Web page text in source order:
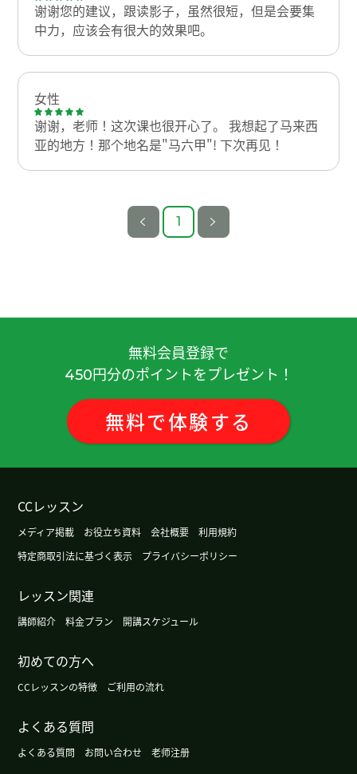
谢谢您的建议，跟读影子，虽然很短，但是会要集
中力，应该会有很大的效果吧。
女性
谢谢，老师！这次课也很开心了。 我想起了马来西
亚的地方！那个地名是"马六甲"! 下次再见！
1
無料会員登録で
450円分のポイントをプレゼント！
無料で体験する
CCレッスン
メディア掲載 お役立ち資料 会社概要
利用規約
特定商取引法に基づく表示
プライバシーポリシー
レッスン関連
講師紹介 料金プラン 開講スケジュール
初めての方へ
CCレッスンの特徴 ご利用の流れ
よくある質問
よくある質問 お問い合わせ 老师注册